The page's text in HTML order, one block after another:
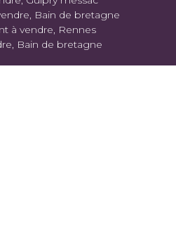
Bain de bretagne
à vendre, Rennes
Bain de bretagne